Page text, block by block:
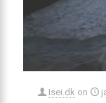
Isei.dk on